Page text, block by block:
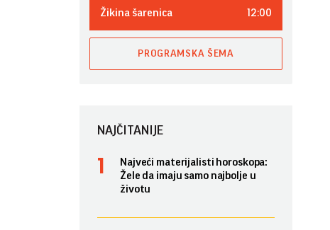
Žikina šarenica 12:00
PROGRAMSKA ŠEMA
NAJČITANIJE
Najveći materijalisti horoskopa:
Žele da imaju samo najbolje u
životu